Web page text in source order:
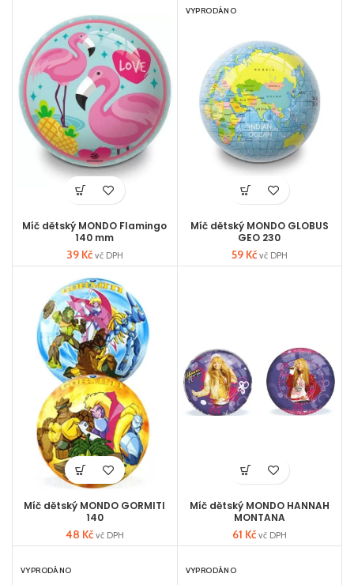
Míč dětský MONDO Flamingo
140 mm
39 Kč vč DPH
VYPRODÁNO
Míč dětský MONDO GLOBUS
GEO 230
59 Kč vč DPH
Míč dětský MONDO GORMITI
140
48 Kč vč DPH
Míč dětský MONDO HANNAH
MONTANA
61 Kč vč DPH
VYPRODÁNO VYPRODÁNO